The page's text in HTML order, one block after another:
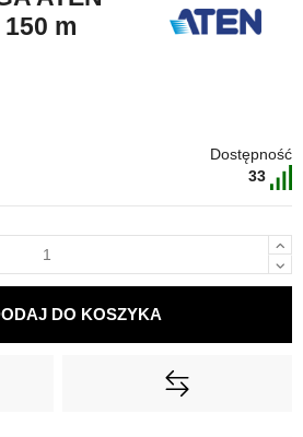
m
Dostępność
33
DO KOSZYKA